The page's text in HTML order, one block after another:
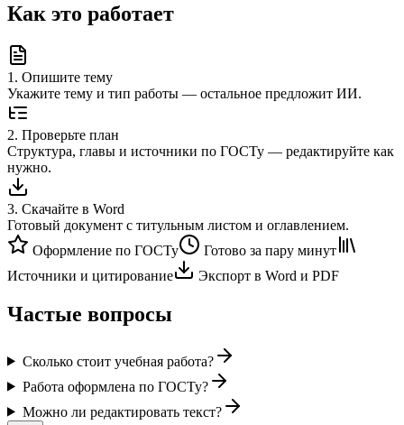
Как это работает
1 . Опишите тему
Укажите тему и тип работы — остальное предложит ИИ.
2. Проверьте план
Структура, главы и источники по ГОСТу — редактируйте как
нужно.
3. Скачайте в Word
Готовый документ с титульным листом и оглавлением.
Оформление по ГОСТу
Готово за пару минут
Источники и цитирование
Экспорт в Word и PDF
Частые вопросы
Сколько стоит учебная работа?
Работа оформлена по ГОСТу?
Можно ли редактировать текст?